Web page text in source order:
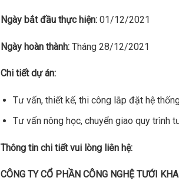
Ngày bắt đầu thực hiện: 01/12/2021
Ngày hoàn thành: Tháng 28/12/2021
Chi tiết dự án:
Tư vấn, thiết kế, thi công lắp đặt hệ
Tư vấn nông học, chuyển giao quy trình
Thông tin chi tiết vui lòng liên hệ:
CÔNG TY CỔ PHẦN CÔNG NGHỆ TƯỚI